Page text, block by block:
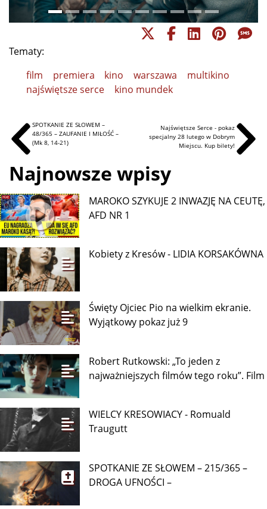
Tematy:
film
premiera kino warszawa
multikino
najświętsze serce
kino mundek
SPOTKANIE ZE SŁOWEM –
48/365 – ZAUFANIE I MIŁOŚĆ –
(Mk 8, 14-21)
Najświętsze Serce - pokaz
specjalny 28 lutego w Dobrym
Miejscu. Kup bilety!
Najnowsze wpisy
MAROKO SZYKUJE 2 INWAZJĘ NA CEUTĘ,
AFD NR 1
Kobiety z Kresów - LIDIA KORSAKÓWNA
Święty Ojciec Pio na wielkim ekranie.
Wyjątkowy pokaz już 9
Robert Rutkowski: „To jeden z
najważniejszych filmów tego roku”. Film
WIELCY KRESOWIACY - Romuald
Traugutt
SPOTKANIE ZE SŁOWEM – 215/365 –
DROGA UFNOŚCI –